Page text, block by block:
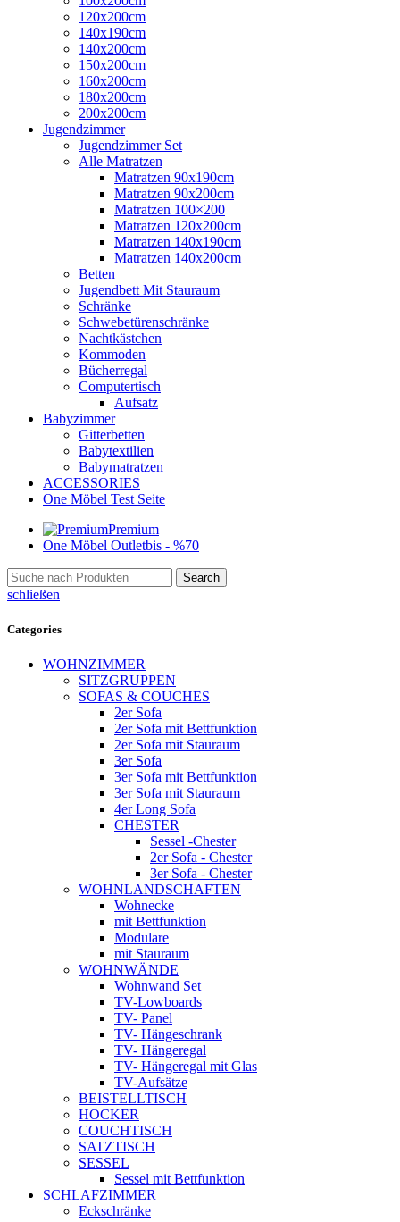
120x200cm
140x190cm
140x200cm
150x200cm
160x200cm
180x200cm
200x200cm
Jugendzimmer
Jugendzimmer Set
Alle Matratzen
Matratzen 90x190cm
Matratzen 90x200cm
Matratzen 100×200
Matratzen 120x200cm
Matratzen 140x190cm
Matratzen 140x200cm
Betten
Jugendbett Mit Stauraum
Schränke
Schwebetürenschränke
Nachtkästchen
Kommoden
Bücherregal
Computertisch
Aufsatz
Babyzimmer
Gitterbetten
Babytextilien
Babymatratzen
ACCESSORIES
One Möbel Test Seite
Premium
One Möbel Outletbis - %70
Search
schließen
Categories
WOHNZIMMER
SITZGRUPPEN
SOFAS & COUCHES
2er Sofa
2er Sofa mit Bettfunktion
2er Sofa mit Stauraum
3er Sofa
3er Sofa mit Bettfunktion
3er Sofa mit Stauraum
4er Long Sofa
CHESTER
Sessel -Chester
2er Sofa - Chester
3er Sofa - Chester
WOHNLANDSCHAFTEN
Wohnecke
mit Bettfunktion
Modulare
mit Stauraum
WOHNWÄNDE
Wohnwand Set
TV-Lowboards
TV- Panel
TV- Hängeschrank
TV- Hängeregal
TV- Hängeregal mit Glas
TV-Aufsätze
BEISTELLTISCH
HOCKER
COUCHTISCH
SATZTISCH
SESSEL
Sessel mit Bettfunktion
SCHLAFZIMMER
Eckschränke